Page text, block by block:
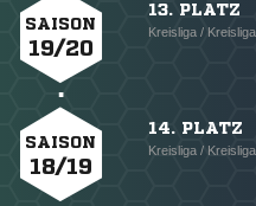
SAISON
19/20
13. PLATZ
Kreisliga /
SAISON
18/19
14. PLATZ
Kreisliga /